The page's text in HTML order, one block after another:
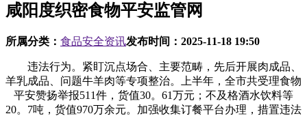
咸阳度织密食物平安监管网
所属分类： 食品安全资讯发布时间： 2025-11-18 19:50
违法行为。紧盯沉点场合、主要范畴，先后开展肉成品、
羊乳成品、问题牛羊肉等专项整治。上半年，全市共受理食物
平安赞扬举报511件，货值30。61万元；不及格酒水饮料等
20。7吨，货值970万余元。加强收集订餐平台办理，措置违法